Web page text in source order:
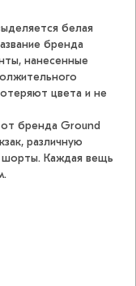
белая
бренда
нанесенные
цвета и не
бренда Ground
различную
Каждая вещь